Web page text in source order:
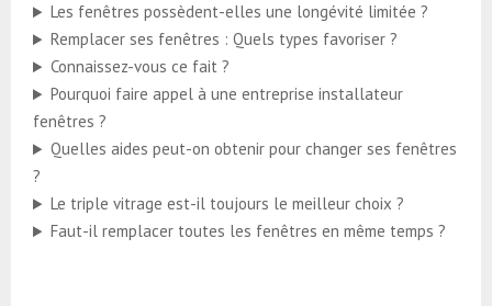
Les fenêtres possèdent-elles une longévité limitée ?
Remplacer ses fenêtres : Quels types favoriser ?
Connaissez-vous ce fait ?
Pourquoi faire appel à une entreprise installateur
fenêtres ?
Quelles aides peut-on obtenir pour changer ses fenêtres
?
Le triple vitrage est-il toujours le meilleur choix ?
Faut-il remplacer toutes les fenêtres en même temps ?